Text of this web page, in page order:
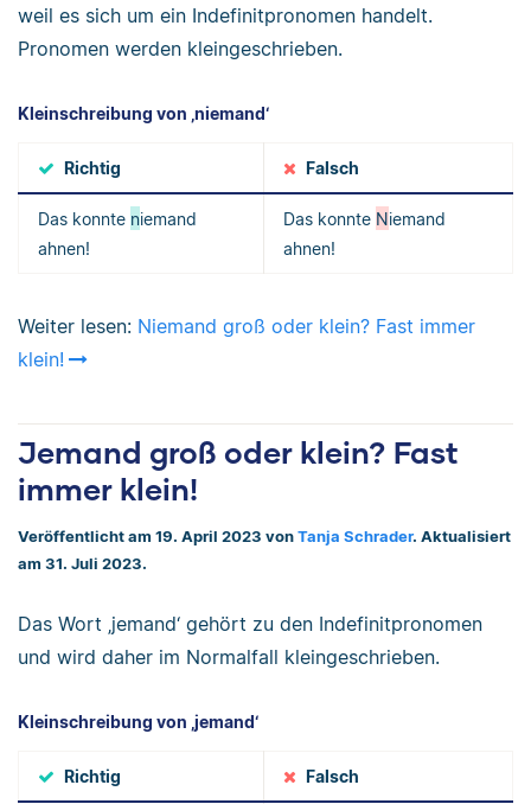
weil es sich um ein Indefinitpronomen handelt.
Pronomen werden kleingeschrieben.
Kleinschreibung von ‚niemand‘
Richtig Falsch
Das konnte niemand
ahnen!
Das konnte Niemand
ahnen!
Weiter lesen: Niemand groß oder klein? Fast immer
klein!
Jemand groß oder klein? Fast
immer klein!
Veröffentlicht am 19. April 2023 von Tanja Schrader. Aktualisiert
am 31. Juli 2023.
Das Wort ‚jemand‘ gehört zu den Indefinitpronomen
und wird daher im Normalfall kleingeschrieben.
Kleinschreibung von ‚jemand‘
Richtig Falsch